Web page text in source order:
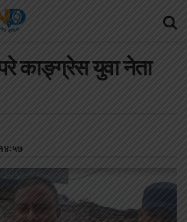
काङ्ग्रेस युवा नेता